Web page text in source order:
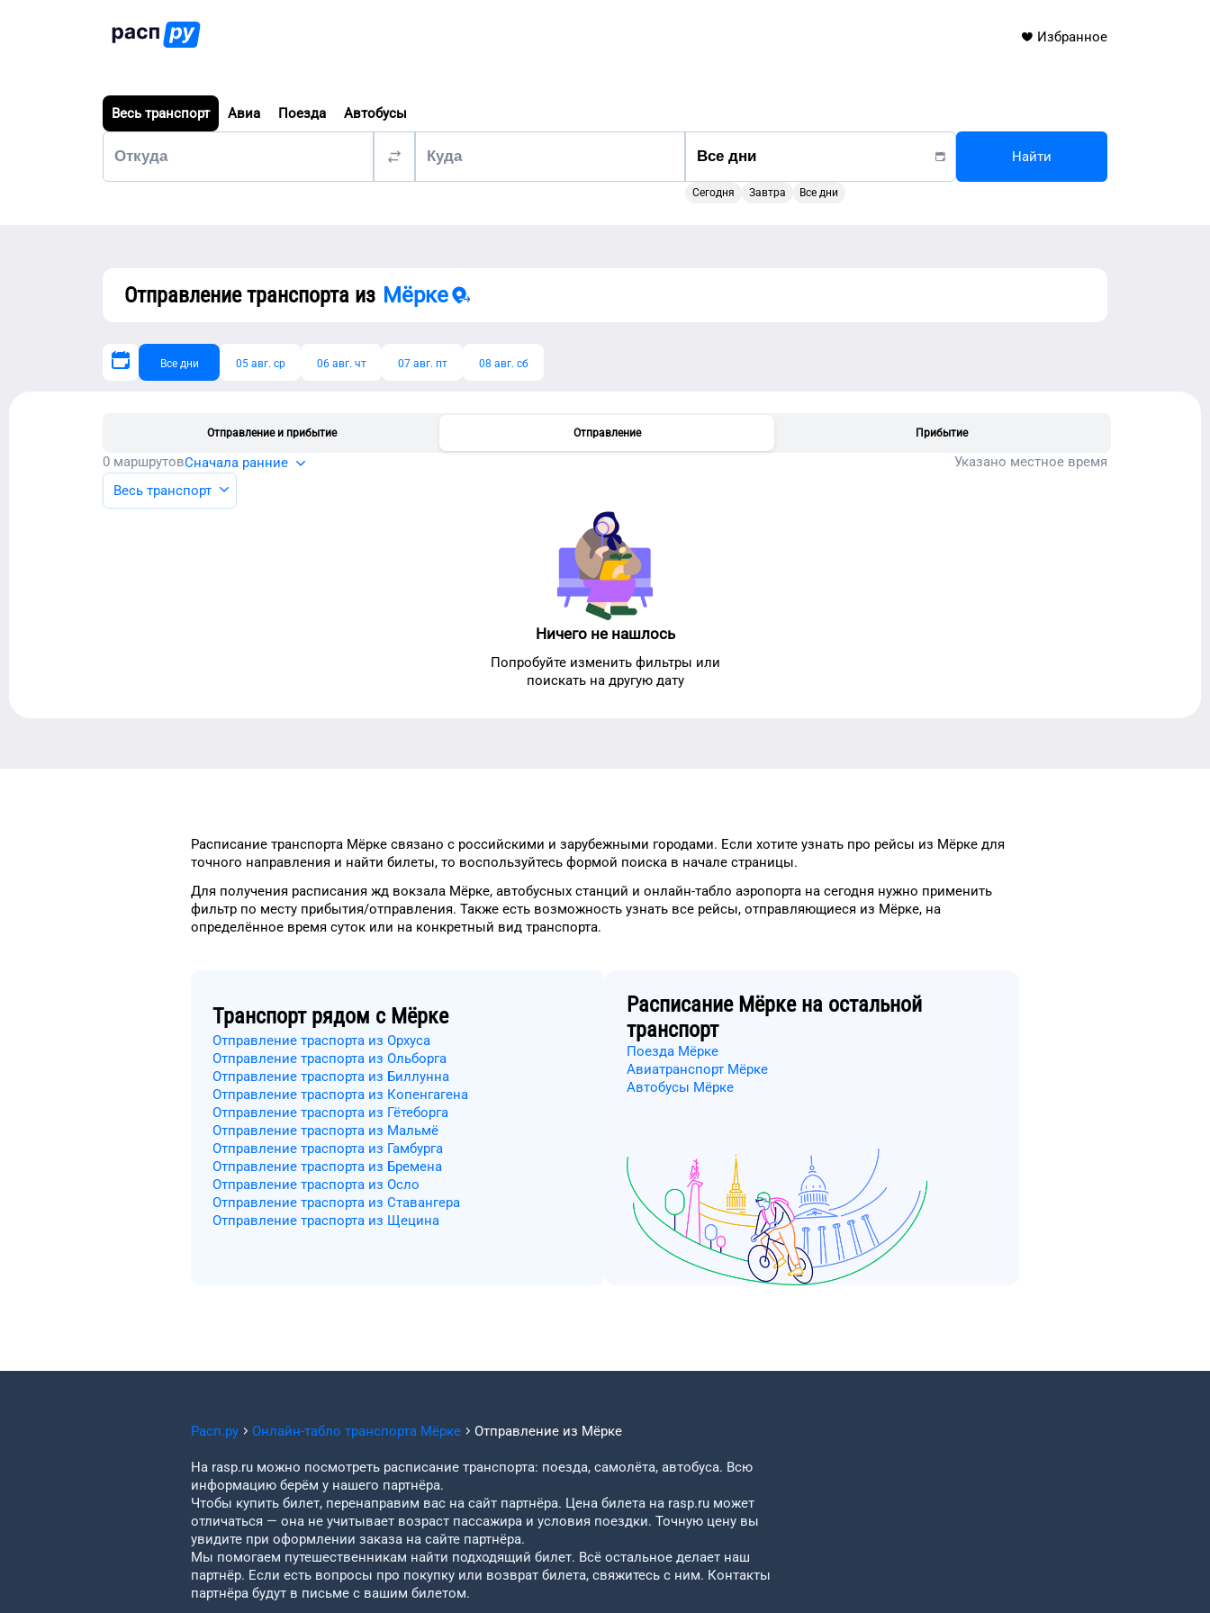
Избранное
Весь транспорт Авиа Поезда Автобусы
Сегодня Завтра Все дни
Найти
Отправление транспорта из Мёрке
Все дни 05 авг. ср 06 авг. чт 07 авг. пт 08 авг. сб
Отправление и прибытие Отправление Прибытие
0 маршрутовСначала ранние
Указано местное время
Весь транспорт
Ничего не нашлось
Попробуйте изменить фильтры или
поискать на другую дату
Расписание транспорта Мёрке связано с российскими и зарубежными городами. Если хотите узнать про рейсы из Мёрке для
точного направления и найти билеты, то воспользуйтесь формой поиска в начале страницы.
Для получения расписания жд вокзала Мёрке, автобусных станций и онлайн-табло аэропорта на сегодня нужно применить
фильтр по месту прибытия/отправления. Также есть возможность узнать все рейсы, отправляющиеся из Мёрке, на
определённое время суток или на конкретный вид транспорта.
Транспорт рядом с Мёрке
Отправление траспорта из Орхуса
Отправление траспорта из Ольборга
Отправление траспорта из Биллунна
Отправление траспорта из Копенгагена
Отправление траспорта из Гётеборга
Отправление траспорта из Мальмё
Отправление траспорта из Гамбурга
Отправление траспорта из Бремена
Отправление траспорта из Осло
Отправление траспорта из Ставангера
Отправление траспорта из Щецина
Расписание Мёркена остальной
транспорт
Поезда Мёрке
Авиатранспорт Мёрке
Автобусы Мёрке
Расп.ру Онлайн-табло транспорта Мёрке Отправление из Мёрке
На rasp.ru можно посмотреть расписание транспорта: поезда, самолёта, автобуса. Всю
информацию берём у нашего партнёра.
Чтобы купить билет, перенаправим вас на сайт партнёра. Цена билета на rasp.ru может
отличаться — она не учитывает возраст пассажира и условия поездки. Точную цену вы
увидите при оформлении заказа на сайте партнёра.
Мы помогаем путешественникам найти подходящий билет. Всё остальное делает наш
партнёр. Если есть вопросы про покупку или возврат билета, свяжитесь с ним. Контакты
партнёра будут в письме с вашим билетом.